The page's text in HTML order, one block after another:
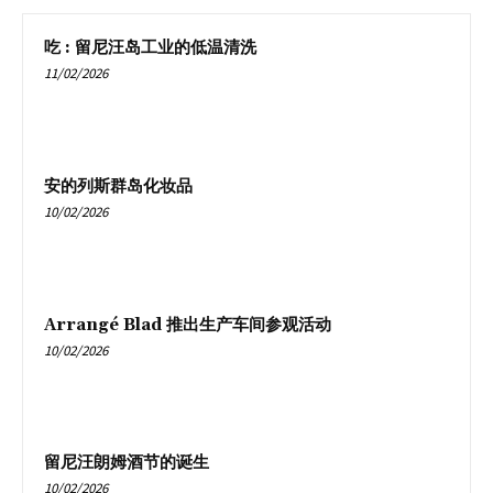
吃 : 留尼汪岛工业的低温清洗
11/02/2026
安的列斯群岛化妆品
10/02/2026
Arrangé Blad 推出生产车间参观活动
10/02/2026
留尼汪朗姆酒节的诞生
10/02/2026